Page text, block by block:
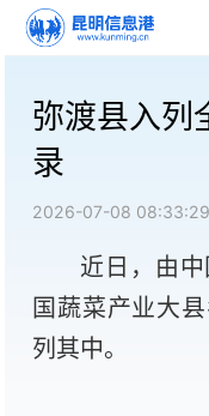
弥渡县入列
录
2026-07-08 08:33:29
近日，由
国蔬菜产业大
列其中。